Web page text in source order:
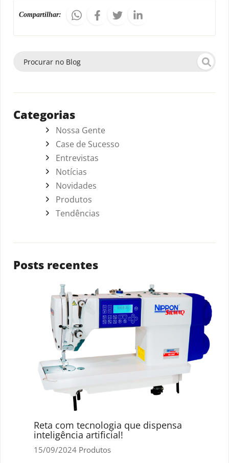
Compartilhar:
Categorias
Nossa Gente
Case de Sucesso
Entrevistas
Notícias
Novidades
Produtos
Tendências
Posts recentes
Reta com tecnologia que dispensa
inteligência artificial!
15/09/2024 Produtos